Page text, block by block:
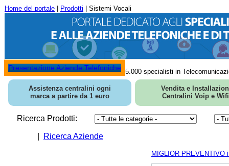
Home del portale Prodotti | Sistemi Vocali
Presentazione Aziende Telefoniche 5.000 specialisti in
Assistenza centralini ogni
marca a partire da 1 euro
Vendita e
Centralini Voip e
Ricerca Prodotti:
Ricerca Aziende
MIGLIOR PREVENTIVO